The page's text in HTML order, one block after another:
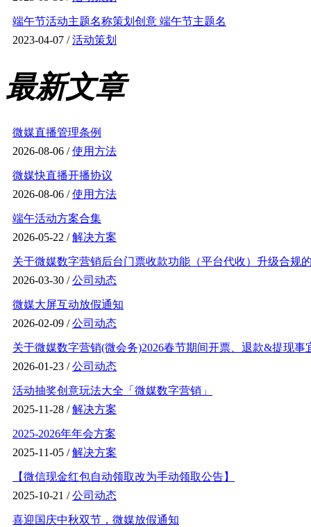
端午节活动主题名称策划创意 端午节主题名
2023-04-07 /活动策划
最新文章
微媒直播管理条例
2026-08-06 /使用方法
微媒快直播开播协议
2026-08-06 /使用方法
端午活动方案合集
2026-05-22 /解决方案
关于微媒数字营销后台门票收款功能（平台代收）升级合规
2026-03-30 /公司动态
微媒大屏互动放假通知
2026-02-09 /公司动态
关于微媒数字营销(微会务)2026春节期间开票、退款&提现事
2026-01-23 /公司动态
活动抽奖创意玩法大全「微媒数字营销」
2025-11-28 /解决方案
2025-2026年年会方案
2025-11-05 /解决方案
【微信现金红包自动领取改为手动领取公告】
2025-10-21 /公司动态
喜迎国庆中秋双节，微媒放假通知